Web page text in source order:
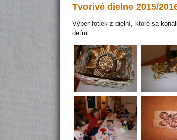
Tvorivé dielne 2015/
Výber fotiek z dielní, ktoré sa
deťmi.